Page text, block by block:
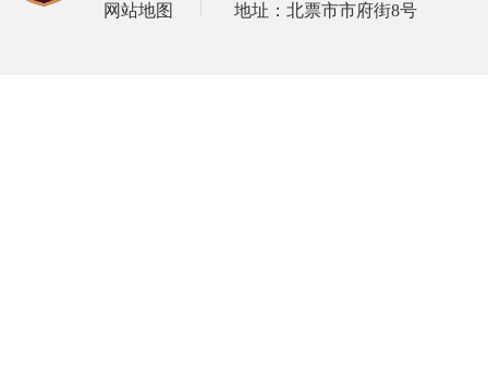
网站地图
地址：北票市市府街8号